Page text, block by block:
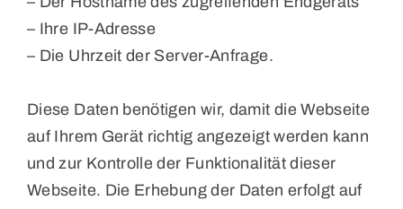
– Ihre IP-Adresse
– Die Uhrzeit der Server-Anfrage.
Diese Daten benötigen wir, damit die Webseite
auf Ihrem Gerät richtig angezeigt werden kann
und zur Kontrolle der Funktionalität dieser
Webseite. Die Erhebung der Daten erfolgt auf